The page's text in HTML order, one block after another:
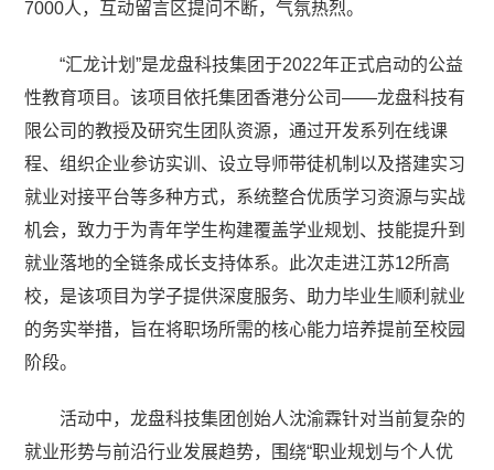
7000人，互动留言区提问不断，气氛热烈。
“汇龙计划”是龙盘科技集团于2022年正式启动的公益
性教育项目。该项目依托集团香港分公司——龙盘科技有
限公司的教授及研究生团队资源，通过开发系列在线课
程、组织企业参访实训、设立导师带徒机制以及搭建实习
就业对接平台等多种方式，系统整合优质学习资源与实战
机会，致力于为青年学生构建覆盖学业规划、技能提升到
就业落地的全链条成长支持体系。此次走进江苏12所高
校，是该项目为学子提供深度服务、助力毕业生顺利就业
的务实举措，旨在将职场所需的核心能力培养提前至校园
阶段。
活动中，龙盘科技集团创始人沈渝霖针对当前复杂的
就业形势与前沿行业发展趋势，围绕“职业规划与个人优